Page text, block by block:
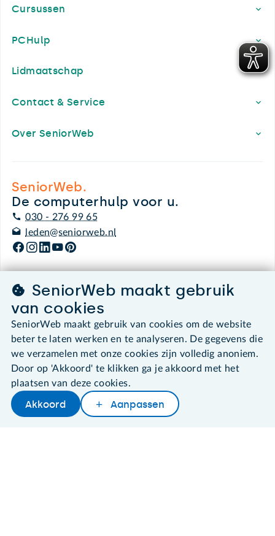
Later lezenDelenWoordenboek
Cursussen
PCHulp
Lidmaatschap
Contact & Service
Over SeniorWeb
SeniorWeb.
De computerhulp voor u.
030 - 276 99 65
leden@seniorweb.nl
Algemene voorwaarden
Cookies en cookie-instellingen
Disclaimer
Privacybeleid
About SeniorWeb
SeniorWeb maakt gebruik
van cookies
SeniorWeb maakt gebruik van cookies om de website
beter te laten werken en te analyseren. De gegevens die
we verzamelen met onze cookies zijn volledig anoniem.
Door op 'Akkoord' te klikken ga je akkoord met het
plaatsen van deze cookies.
Akkoord Aanpassen